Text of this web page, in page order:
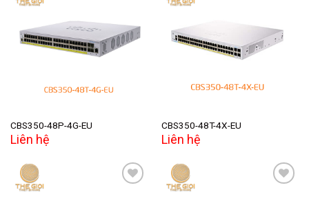
Add to
wishlist
CBS350-48P-4G-EU
Liên hệ
Add to
wishlist
CBS350-48T-4X-EU
Liên hệ